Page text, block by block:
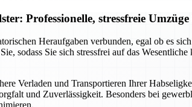
Professionelle, stressfreie
Heraufgaben verbunden, egal ob es
sodass Sie sich stressfrei auf das
Verladen und Transportieren Ihrer
und Zuverlässigkeit. Besonders bei